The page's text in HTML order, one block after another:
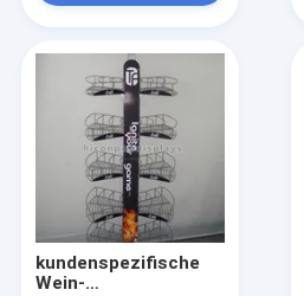
Products
About Us
Factory Tour
Quality Control
kundenspezifische
Wein-